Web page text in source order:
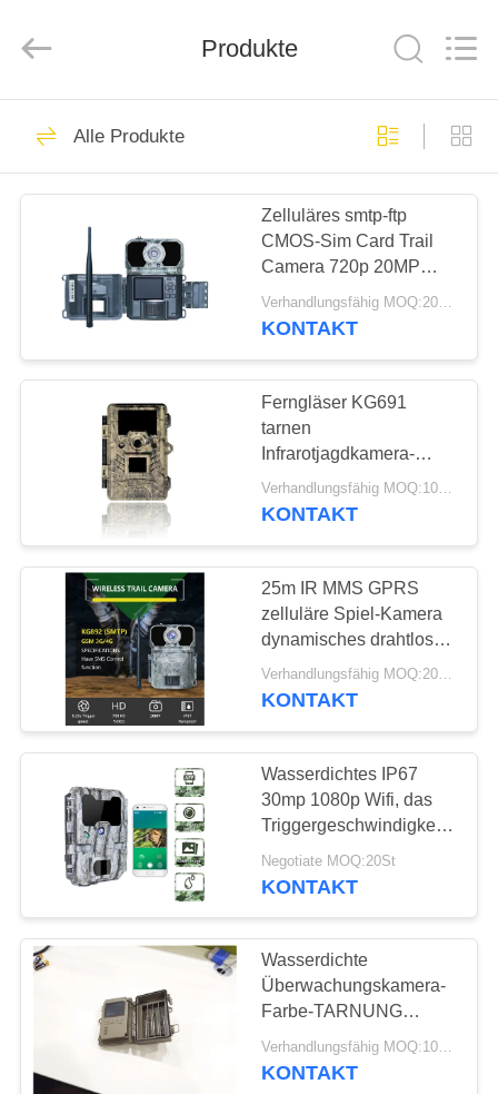
HAUSE
PRODUKTE
VIDEOS
ÜBER
WERKSBESICHTIGUNG
QUALITÄTSKONTROLLE
KONTAKT
UNS
NEUIGKEITEN
BITTE
ANGEBOT
SITEMAP
DATENSCHUTZRICHTLINIE
CO.,LTD.
Reserved.
HD-Jagd-Kameras
199
Infrarotjagdkamera
77
Kamera Digital-wild
lebender Tiere
Kamera des
Hinter4g
67
Produkte
Alle Produkte
Zelluläres smtp-ftp
CMOS-Sim Card Trail
Camera 720p 20MP
Support MMS SMS
Verhandlungsfähig MOQ:20pcs
KONTAKT
Ferngläser KG691
tarnen
Infrarotjagdkamera-
Nachtsicht-Spiel-
Kamera
Verhandlungsfähig MOQ:100pcs
KONTAKT
25m IR MMS GPRS
zelluläre Spiel-Kamera
dynamisches drahtloses
smtp 4G
Verhandlungsfähig MOQ:20pcs
KONTAKT
Wasserdichtes IP67
30mp 1080p Wifi, das
Triggergeschwindigkeit
der Hinterkamera-0.25s
jagt
Negotiate MOQ:20St
KONTAKT
Wasserdichte
Überwachungskamera-
Farbe-TARNUNG
Aktions-Kameras der
Jagd-IP67 für die Jagd
Verhandlungsfähig MOQ:100pcs
KONTAKT